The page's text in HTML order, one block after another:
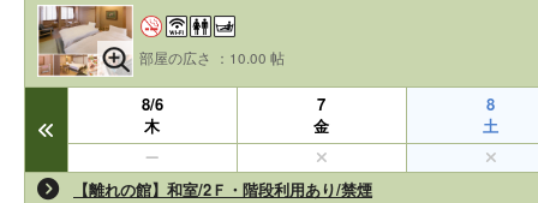
部屋の広さ ：10.00 帖
8/6
木
7
金
8
土
【離れの館】和室/2Ｆ・階段利用あり/禁煙